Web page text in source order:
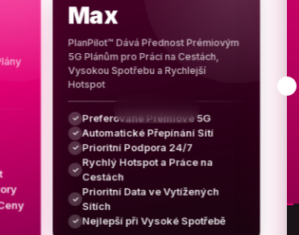
Max
PlanPilot™ Dává Přednost Prémiovým
5G Plánům pro Práci na Cestách,
Vysokou Spotřebu a Rychlejší
Hotspot
✓ Preferované Prémiové 5G
✓ Automatické Přepínání Sítí
✓ Prioritní Podpora 24/7
✓
Rychlý Hotspot a Práce na
Cestách
✓
Prioritní Data ve Vytížených
Sítích
✓ Nejlepší při Vysoké Spotřebě